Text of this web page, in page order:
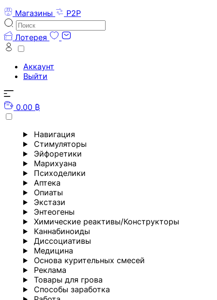
Магазины
P2P
Лотерея
Аккаунт
Выйти
0.00 ₿
Навигация
Стимуляторы
Эйфоретики
Марихуана
Психоделики
Аптека
Опиаты
Экстази
Энтеогены
Химические реактивы/Конструкторы
Каннабиноиды
Диссоциативы
Медицина
Основа курительных смесей
Реклама
Товары для грова
Способы заработка